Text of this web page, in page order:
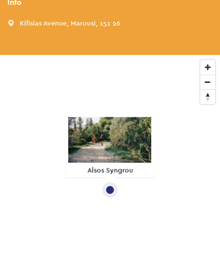
Info
Kifisias Avenue, Marousi, 151 26
Alsos Syngrou